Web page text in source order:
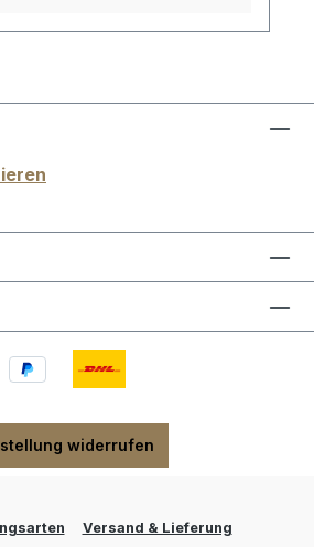
widerrufen
Versand & Lieferung